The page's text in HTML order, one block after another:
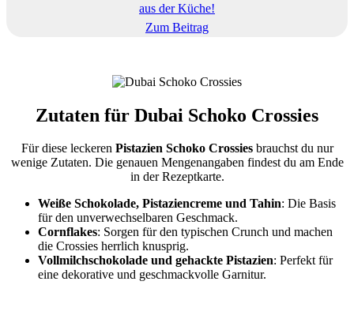
aus der Küche!
Zum Beitrag
Zutaten für Dubai Schoko Crossies
Für diese leckeren Pistazien Schoko Crossiesbrauchst du nur
wenige Zutaten. Die genauen Mengenangaben findest du am Ende
in der Rezeptkarte.
Weiße Schokolade, Pistaziencreme und Tahin: Die Basis
für den unverwechselbaren Geschmack.
Cornflakes: Sorgen für den typischen Crunch und machen
die Crossies herrlich knusprig.
Vollmilchschokolade und gehackte Pistazien: Perfekt für
eine dekorative und geschmackvolle Garnitur.